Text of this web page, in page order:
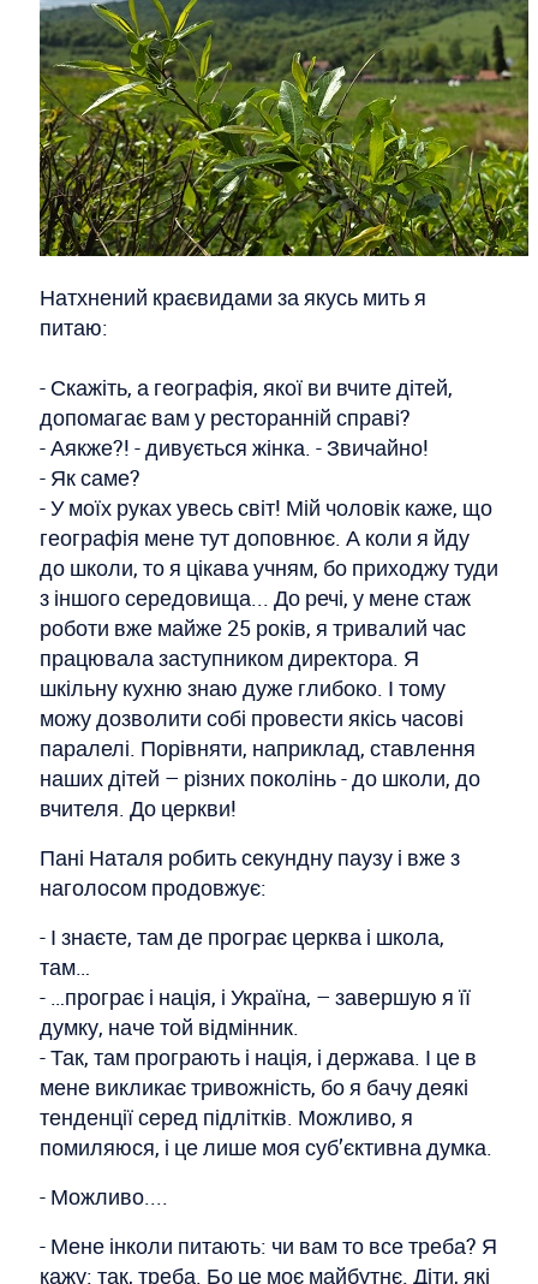
Натхнений краєвидами за якусь мить я
питаю:
- Скажіть, а географія, якої ви вчите дітей,
допомагає вам у ресторанній справі?
- Аякже?! - дивується жінка. - Звичайно!
- Як саме?
- У моїх руках увесь світ! Мій чоловік каже, що
географія мене тут доповнює. А коли я йду
до школи, то я цікава учням, бо приходжу туди
з іншого середовища... До речі, у мене стаж
роботи вже майже 25 років, я тривалий час
працювала заступником директора. Я
шкільну кухню знаю дуже глибоко. І тому
можу дозволити собі провести якісь часові
паралелі. Порівняти, наприклад, ставлення
наших дітей – різних поколінь - до школи, до
вчителя. До церкви!
Пані Наталя робить секундну паузу і вже з
наголосом продовжує:
- І знаєте, там де програє церква і школа,
там…
- …програє і нація, і Україна, – завершую я її
думку, наче той відмінник.
- Так, там програють і нація, і держава. І це в
мене викликає тривожність, бо я бачу деякі
тенденції серед підлітків. Можливо, я
помиляюся, і це лише моя суб’єктивна думка.
- Можливо....
- Мене інколи питають: чи вам то все треба? Я
кажу: так, треба. Бо це моє майбутнє. Діти, які